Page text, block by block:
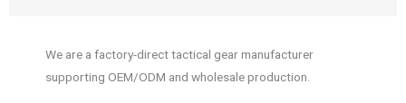
We are a factory-direct tactical gear manufacturer
supporting OEM/ODM and wholesale production.